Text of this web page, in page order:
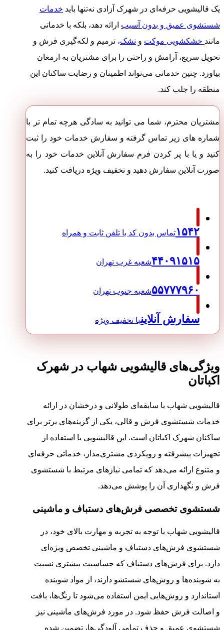
یک قالیشویی حرفه‌ای در شهرک آزادی نه‌تنها باید خدمات
شستشوی عمیق و بدون آسیب ارائه دهد، بلکه با خدماتی
مانند خشکشویی موکت و تشک، ترمیم و لکه‌گیری فرش و
تحویل سریع، آرامش و راحتی را برای مشتریان به ارمغان
بیاورد. چنین خدماتی می‌تواند اطمینان و رضایت ساکنان این
منطقه را جلب کند.
مشتریان محترم، شما می توانید به سادگی هرچه تمام تر با
شماره های زیر تماس گرفته و سفارش خدمات خود را ثبت
کنید و یا با پر کردن فرم سفارش آنلاین خدمات خود را به
صورت آنلاین سفارش دهید و تخفیف ویژه دریافت کنید.
۱۵۴۲تماس بدون کد با تلفن ثابت و همراه
۴۴۰۹۱۵۱۵شعبه غرب تهران
۵۵۷۷۷۹۶۰شعبه جنوب تهران
سفارش آنلاینبا تخفیف ویژه
ویژگی‌های قالیشویی شهاب در شهرک
اکباتان
قالیشویی شهاب با سابقه‌ای طولانی و درخشان در ارائه
خدمات شستشوی فرش و قالی، یکی از گزینه‌های برتر برای
ساکنان شهرک اکباتان است. این قالیشویی با استفاده از
تجهیزات پیشرفته و رویکردی مشتری‌مدار، خدماتی حرفه‌ای
و متنوع ارائه می‌دهد که تمامی نیازهای مرتبط با شستشوی
فرش و نگهداری آن را پوشش می‌دهد.
شستشوی تخصصی فرش‌های دستباف و ماشینی
قالیشویی شهاب با توجه به تجربه و مهارت بالای خود، در
شستشوی فرش‌های دستباف و ماشینی تخصص ویژه‌ای
دارد. برای فرش‌های دستباف که حساسیت بیشتری نسبت
به شوینده‌ها و روش‌های شستشو دارند، از مواد شوینده
استاندارد و روش‌هایی ایمن استفاده می‌شود تا رنگ‌ها، بافت
و اصالت فرش حفظ شود. در مورد فرش‌های ماشینی نیز
شستشوی عمیق و حذف تمامی آلودگی‌ها، تضمین شده